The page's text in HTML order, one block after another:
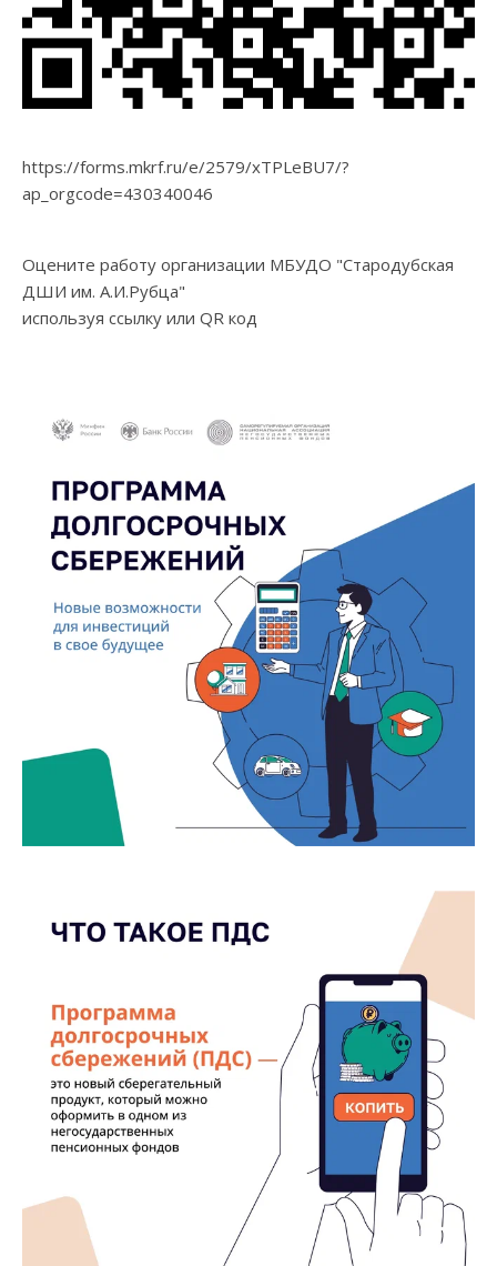
https://forms.mkrf.ru/e/2579/xTPLeBU7/?
ap_orgcode=430340046
Оцените работу организации МБУДО "Стародубская
ДШИ им. А.И.Рубца"
используя ссылку или QR код